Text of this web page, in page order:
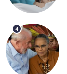
4